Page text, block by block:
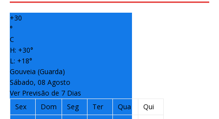
b
o
k
r dI e
+30
°
C
H: +30°
L: +18°
Gouveia (Guarda)
Sábado, 08 Agosto
Ver Previsão de 7 Dias
Sex
Dom Seg Ter Qua Qui